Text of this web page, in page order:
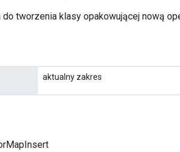
do tworzenia klasy opakowującej nową
aktualny zakres